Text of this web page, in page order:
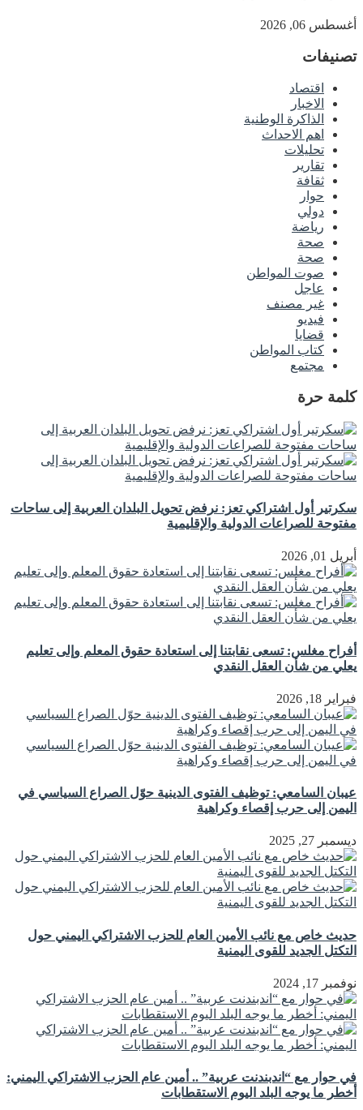
أغسطس 06, 2026
تصنيفات
اقتصاد
الاخبار
الذاكرة الوطنية
اهم الاحداث
تحليلات
تقارير
ثقافة
حوار
دولي
رياضة
صحة
صحة
صوت المواطن
عاجل
غير مصنف
فيديو
قضايا
كتاب المواطن
مجتمع
كلمة حرة
سكرتير أول اشتراكي تعز: نرفض تحويل البلدان العربية إلى ساحات
مفتوحة للصراعات الدولية والإقليمية
أبريل 01, 2026
أفراح مغلس: تسعى نقابتنا إلى استعادة حقوق المعلم وإلى تعليم
يعلي من شأن العقل النقدي
فبراير 18, 2026
عيبان السامعي: توظيف الفتوى الدينية حوّل الصراع السياسي في
اليمن إلى حرب إقصاء وكراهية
ديسمبر 27, 2025
حديث خاص مع نائب الأمين العام للحزب الاشتراكي اليمني حول
التكتل الجديد للقوى اليمنية
نوفمبر 17, 2024
في حوار مع “اندبندنت عربية” .. أمين عام الحزب الاشتراكي اليمني:
أخطر ما يوجه البلد اليوم الاستقطابات